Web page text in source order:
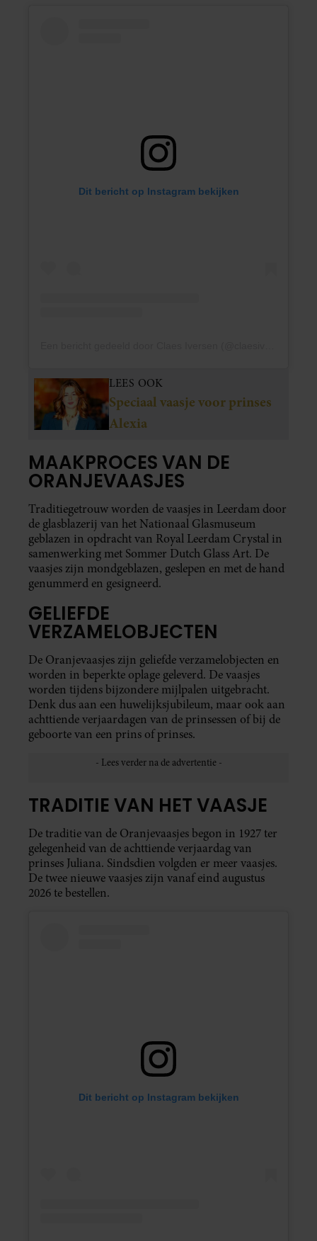
Dit bericht op Instagram bekijken
LEES OOK
Speciaal vaasje voor prinses
Alexia
MAAKPROCES VAN DE
ORANJEVAASJES
Traditiegetrouw worden de vaasjes in Leerdam door
de glasblazerij van het Nationaal Glasmuseum
geblazen in opdracht van Royal Leerdam Crystal in
samenwerking met Sommer Dutch Glass Art. De
vaasjes zijn mondgeblazen, geslepen en met de hand
genummerd en gesigneerd.
GELIEFDE
VERZAMELOBJECTEN
De Oranjevaasjes zijn geliefde verzamelobjecten en
worden in beperkte oplage geleverd. De vaasjes
worden tijdens bijzondere mijlpalen uitgebracht.
Denk dus aan een huwelijksjubileum, maar ook aan
achttiende verjaardagen van de prinsessen of bij de
geboorte van een prins of prinses.
TRADITIE VAN HET VAASJE
De traditie van de Oranjevaasjes begon in 1927 ter
gelegenheid van de achttiende verjaardag van
prinses Juliana. Sindsdien volgden er meer vaasjes.
De twee nieuwe vaasjes zijn vanaf eind augustus
2026 te bestellen.
Dit bericht op Instagram bekijken